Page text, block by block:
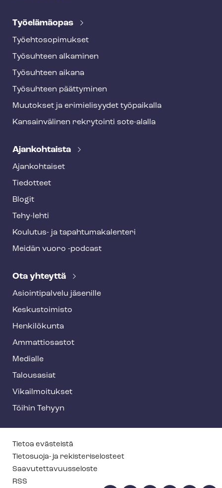
Työelämäopas
Työ­eh­to­so­pi­muk­set
Työsuhteen alkaminen
Työsuhteen aikana
Työsuhteen päättyminen
Muutokset ja erimielisyydet työpaikalla
Kansainvälinen rekrytointi sote-alalla
Ajankohtaista
Ajankohtaiset
Tiedotteet
Blogit
Tehy-lehti
Koulutus- ja ta­pah­tu­ma­ka­len­te­ri
Meidän vuoro -podcast
Ota yhteyttä
Asioin­ti­pal­ve­lu jäsenille
Keskustoimisto
Henkilökunta
Ammattiosastot
Medialle
Talousasiat
Vi­kail­moi­tuk­set
Töihin Tehyyn
T
e
h
Tietoa evästeistä
Tietosuoja- ja re­kis­te­ri­se­los­teet
Saa­vu­tet­ta­vuus­se­los­te
RSS